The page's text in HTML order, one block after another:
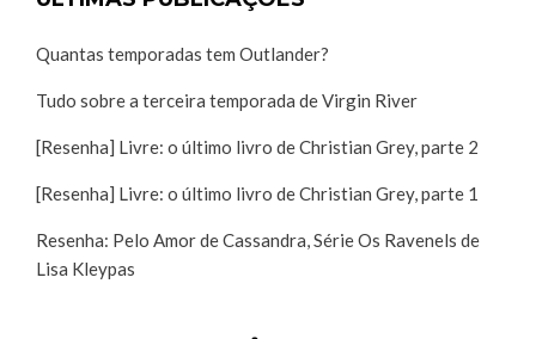
Quantas temporadas tem Outlander?
Tudo sobre a terceira temporada de Virgin River
[Resenha] Livre: o último livro de Christian Grey, parte 2
[Resenha] Livre: o último livro de Christian Grey, parte 1
Resenha: Pelo Amor de Cassandra, Série Os Ravenels de
Lisa Kleypas